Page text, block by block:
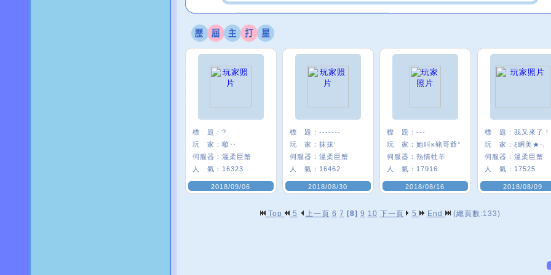
標 題： ?
玩 家： 噷‥
伺服器： 溫柔巨蟹
人 氣： 16323
2018/09/06
標 題： -------
玩 家： 抹抹’
伺服器： 溫柔巨蟹
人 氣： 16462
2018/08/30
標 題： ---
玩 家： 她叫κ豬哥爺°
伺服器： 熱情牡羊
人 氣： 17916
2018/08/16
標 題： 我又來了
玩 家： ξ網美★╮
伺服器： 溫柔巨蟹
人 氣： 17525
2018/08/09
Top 5 上一頁 6 7 [8] 9 10 下一頁 5 End (總頁數:133)